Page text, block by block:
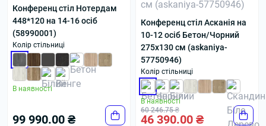
Конференц стіл Нотердам
448*120 на 14-16 осіб
(58990001)
Колір стільниці
В наявності
99 990.00 ₴
Конференц стіл Асканія на
10-12 осіб Бетон/Чорний
275x130 см (askaniya-
57750946)
Колір стільниці
В наявності
60 246.75 ₴
46 390.00 ₴